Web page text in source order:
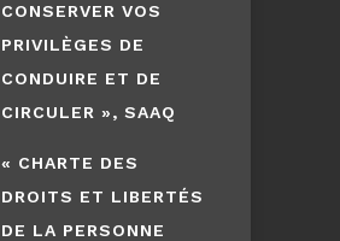
CONSERVER VOS
PRIVILÈGES DE
CONDUIRE ET DE
CIRCULER », SAAQ
« CHARTE DES
DROITS ET LIBERTÉS
DE LA PERSONNE